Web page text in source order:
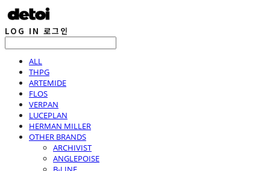
LOG IN 로그인
ALL
THPG
ARTEMIDE
FLOS
VERPAN
LUCEPLAN
HERMAN MILLER
OTHER BRANDS
ARCHIVIST
ANGLEPOISE